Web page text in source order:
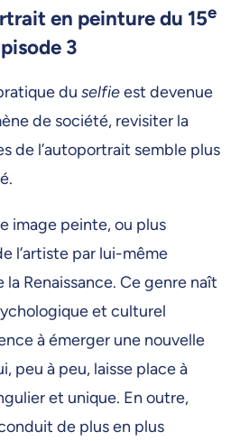
en peinture du 15e
3
du selfieest devenue
de société, revisiter la
de l’autoportrait semble plus
image peinte, ou plus
l’artiste par lui-même
Renaissance. Ce genre naît
et culturel
à émerger une nouvelle
peu à peu, laisse place à
et unique. En outre,
de plus en plus